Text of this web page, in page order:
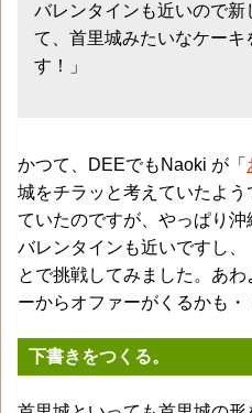
バレンタインも近いので
て、首里城みたいなケーキ
す！」
かつて、DEEでもNaoki が「
城をチラッと考えていたよ
ていたのですが、やっぱり沖
バレンタインも近いですし
とで挑戦してみました。あ
ーからオファーがくるかも・
下書きをつくる。